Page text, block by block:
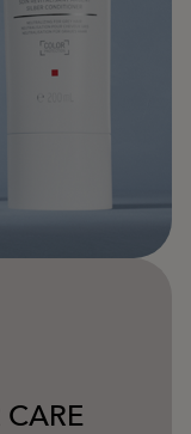
CARE